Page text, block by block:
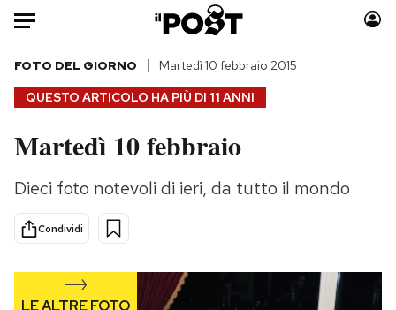
Auto
HOME
Italia
Politica
Tecnologia
Scienza
Cultura
Moda
Consumismi
Media
Europa
QUESTO ARTICOLO HA PIÙ DI 11 ANNI
FOTO DEL GIORNO Martedì 10 febbraio 2015
Martedì 10 febbraio
Dieci foto notevoli di ieri, da tutto il mondo
Condividi